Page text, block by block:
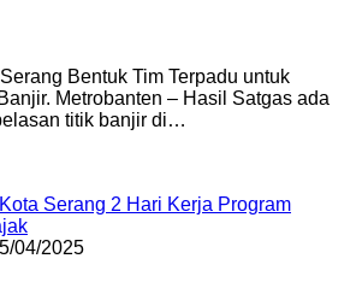
Bentuk Tim Terpadu untuk
Metrobanten – Hasil Satgas ada
titik banjir di…
04/2025